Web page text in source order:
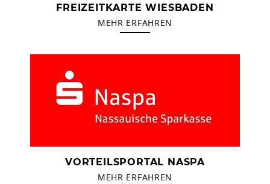
FREIZEITKARTE WIESBADEN
MEHR ERFAHREN
VORTEILSPORTAL NASPA
MEHR ERFAHREN